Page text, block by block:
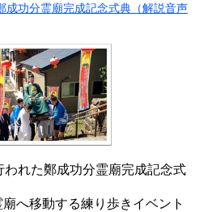
成功分霊廟完成記念式典（解説音声
れた鄭成功分霊廟完成記念式
へ移動する練り歩きイベント